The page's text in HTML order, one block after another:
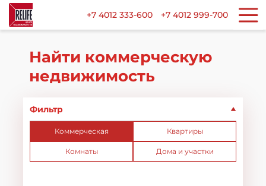
+7 4012 333-600 +7 4012 999-700
Найти коммерческую
недвижимость
Фильтр
Коммерческая Квартиры
Комнаты Дома и участки